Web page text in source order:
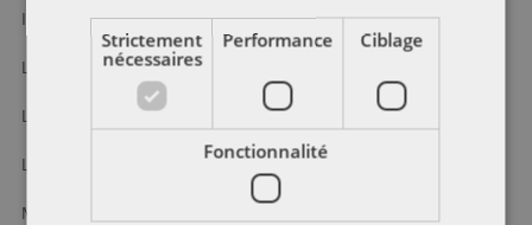
Isida Ranxi, Department of Justice
Laurent Bartleman, Department of Justice
Lauzanne Bernard Normand, Deloitte Legal Canada LLP
Mark Tonkovich, Blake, Cassels & Graydon LLP
Strictement
nécessaires
Performance Ciblage
Fonctionnalité